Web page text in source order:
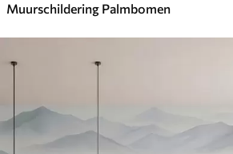
Muurschildering Palmbomen